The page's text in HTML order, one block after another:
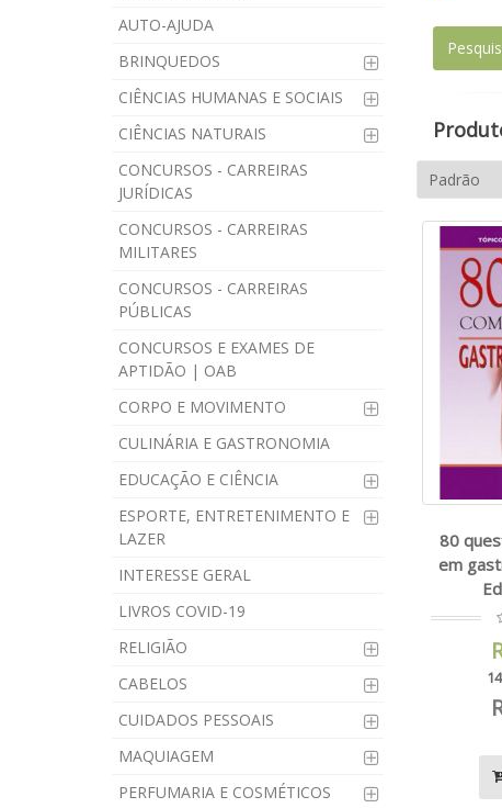
AUTO-AJUDA
BRINQUEDOS
CIÊNCIAS HUMANAS E SOCIAIS
CIÊNCIAS NATURAIS
CONCURSOS - CARREIRAS
JURÍDICAS
CONCURSOS - CARREIRAS
MILITARES
CONCURSOS - CARREIRAS
PÚBLICAS
CONCURSOS E EXAMES DE
APTIDÃO | OAB
CORPO E MOVIMENTO
CULINÁRIA E GASTRONOMIA
EDUCAÇÃO E CIÊNCIA
ESPORTE, ENTRETENIMENTO E
LAZER
INTERESSE GERAL
LIVROS COVID-19
RELIGIÃO
CABELOS
CUIDADOS PESSOAIS
MAQUIAGEM
PERFUMARIA E COSMÉTICOS
80
em